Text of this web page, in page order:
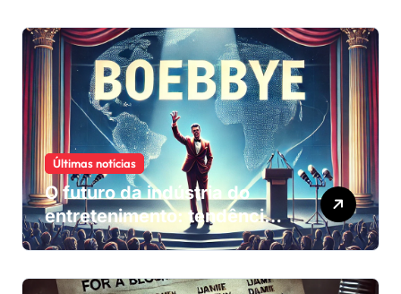
Últimas notícias
O futuro da indústria do
entretenimento: tendências
e inovações